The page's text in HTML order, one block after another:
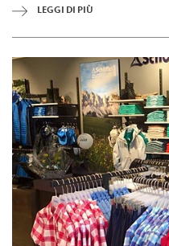
LEGGI DI PIÙ